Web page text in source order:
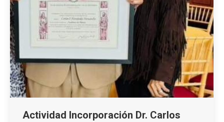
Actividad Incorporación Dr. Carlos